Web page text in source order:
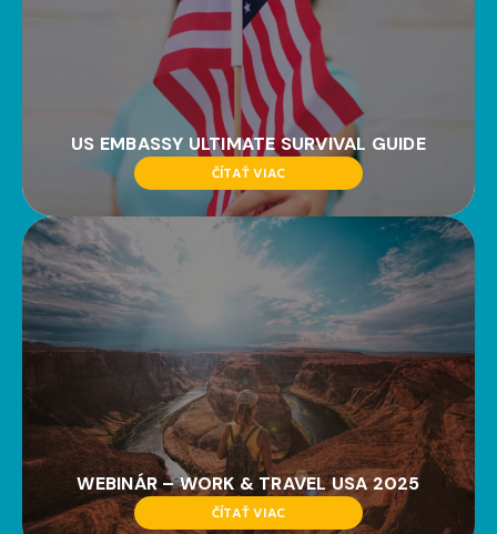
US EMBASSY ULTIMATE SURVIVAL GUIDE
ČÍTAŤ VIAC
WEBINÁR – WORK & TRAVEL USA 2025
ČÍTAŤ VIAC